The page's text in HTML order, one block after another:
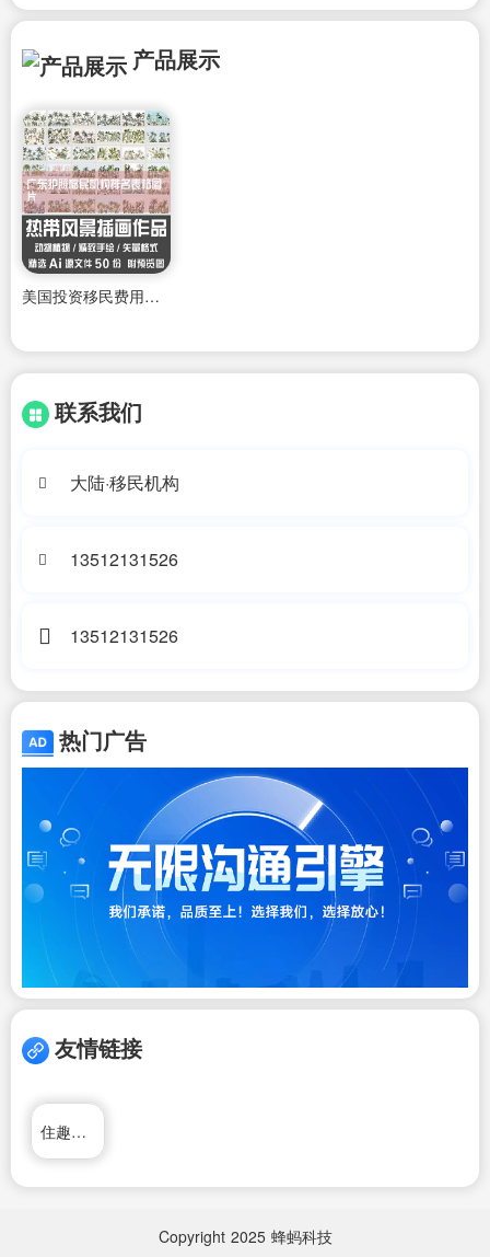
产品展示
美国投资移民费用标准
联系我们
大陆·移民机构
13512131526
13512131526
热门广告
友情链接
住趣家居网
Copyright 2025 蜂蚂科技